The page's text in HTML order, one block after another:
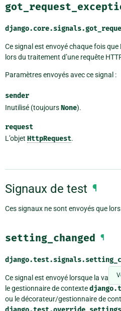
django.core.signals.
Ce signal est envoyé chaque fois
lors du traitement d’une requête
Paramètres envoyés avec ce signal :
sender
Inutilisé (toujoursNone).
request
L’objet HttpRequest.
Signaux de test ¶
Ces signaux ne sont envoyés que
setting_changed ¶
django.test.signals.
Ce signal est envoyé lorsque la
le gestionnaire de contexte
ou le décorateur/gestionnaire de